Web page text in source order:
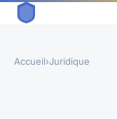
Accueil›Juridique